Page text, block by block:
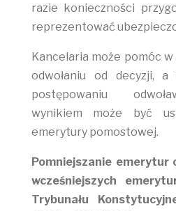
razie konieczności
reprezentować
Kancelaria może pomóc
odwołaniu od decyzji, a
postępowaniu
wynikiem może być
emerytury pomostowej.
Pomniejszanie emerytur
wcześniejszych
Trybunału